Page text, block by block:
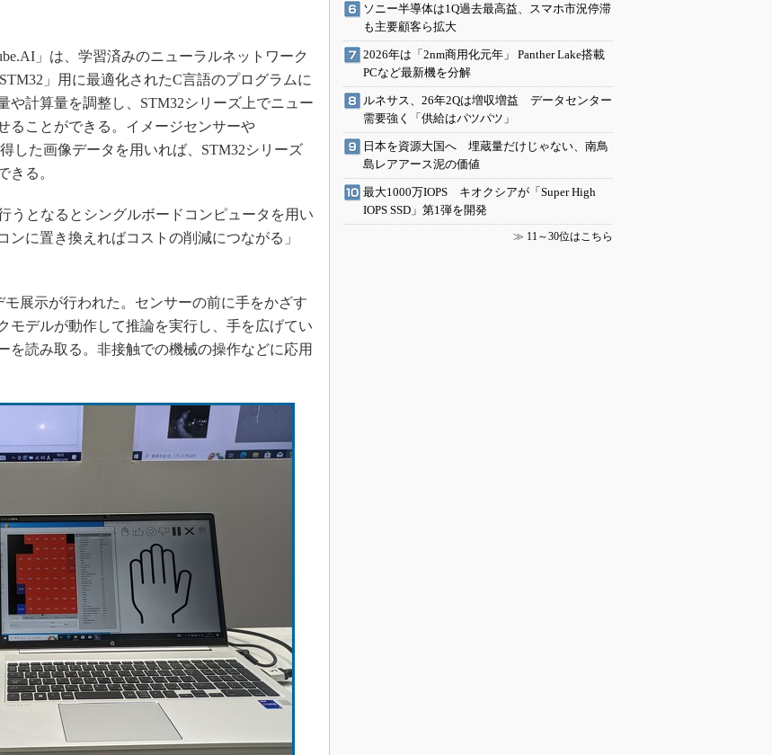
」は、学習済みのニューラルネットワーク
」用に最適化されたC言語のプログラムに
や計算量を調整し、STM32シリーズ上でニュー
ることができる。イメージセンサーや
した画像データを用いれば、STM32シリーズ
きる。
となるとシングルボードコンピュータを用い
に置き換えればコストの削減につながる」
展示が行われた。センサーの前に手をかざす
モデルが動作して推論を実行し、手を広げてい
を読み取る。非接触での機械の操作などに応用
ソニー半導体は1Q過去最高益、スマホ市況停滞
も主要顧客ら拡大
2026年は「2nm商用化元年」 Panther Lake搭載
PCなど最新機を分解
ルネサス、26年2Qは増収増益 データセンター
需要強く「供給はパツパツ」
日本を資源大国へ 埋蔵量だけじゃない、南鳥
島レアアース泥の価値
最大1000万IOPS キオクシアが「Super High
IOPS SSD」第1弾を開発
≫ 11～30位はこちら